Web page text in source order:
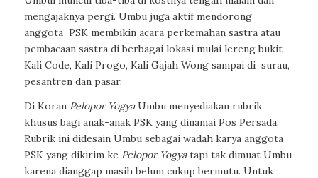
mengajaknya pergi. Umbu juga aktif mendorong
anggota PSK membikin acara perkemahan sastra atau
pembacaan sastra di berbagai lokasi mulai lereng bukit
Kali Code, Kali Progo, Kali Gajah Wong sampai di surau,
pesantren dan pasar.
Di Koran Pelopor YogyaUmbu menyediakan rubrik
khusus bagi anak-anak PSK yang dinamai Pos Persada.
Rubrik ini didesain Umbu sebagai wadah karya anggota
PSK yang dikirim ke Pelopor Yogyatapi tak dimuat Umbu
karena dianggap masih belum cukup bermutu. Untuk